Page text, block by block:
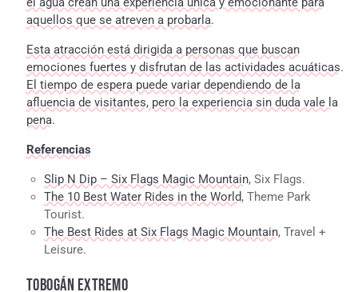
aquellos que se atreven a probarla.
Esta atracción está dirigida a personas que buscan
emociones fuertes y disfrutan de las actividades acuáticas.
El tiempo de espera puede variar dependiendo de la
afluencia de visitantes, pero la experiencia sin duda vale la
pena.
Referencias
Slip N Dip – Six Flags Magic Mountain, Six Flags.
The 10 Best Water Rides in the World, Theme Park
Tourist.
The Best Rides at Six Flags Magic Mountain, Travel +
Leisure.
TOBOGÁN EXTREMO